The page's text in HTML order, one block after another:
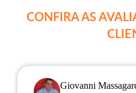
CONFIRA AS
Giovanni